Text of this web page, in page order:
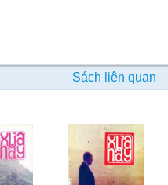
Sách liên quan